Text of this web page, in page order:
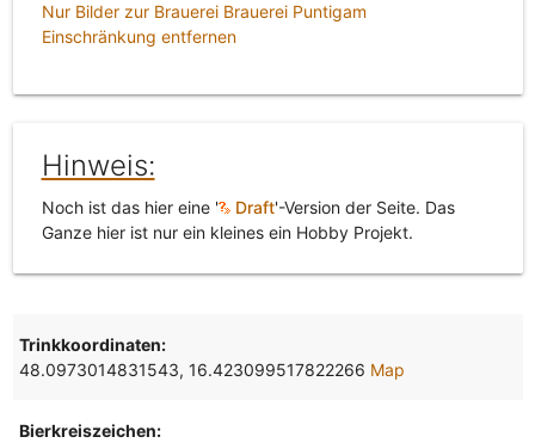
Nur Bilder zur Brauerei Brauerei Puntigam
Einschränkung entfernen
Hinweis:
Noch ist das hier eine ' Draft'-Version der Seite. Das
Ganze hier ist nur ein kleines ein Hobby Projekt.
Trinkkoordinaten:
48.0973014831543, 16.423099517822266 Map
Bierkreiszeichen: